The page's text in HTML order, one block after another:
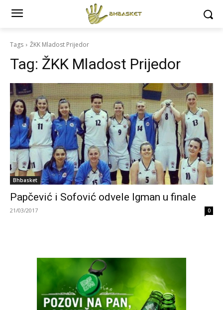
Tags ŽKK Mladost Prijedor
Tag: ŽKK Mladost Prijedor
Bhbasket
Papčević i Sofović odvele Igman u finale
21/03/2017 0